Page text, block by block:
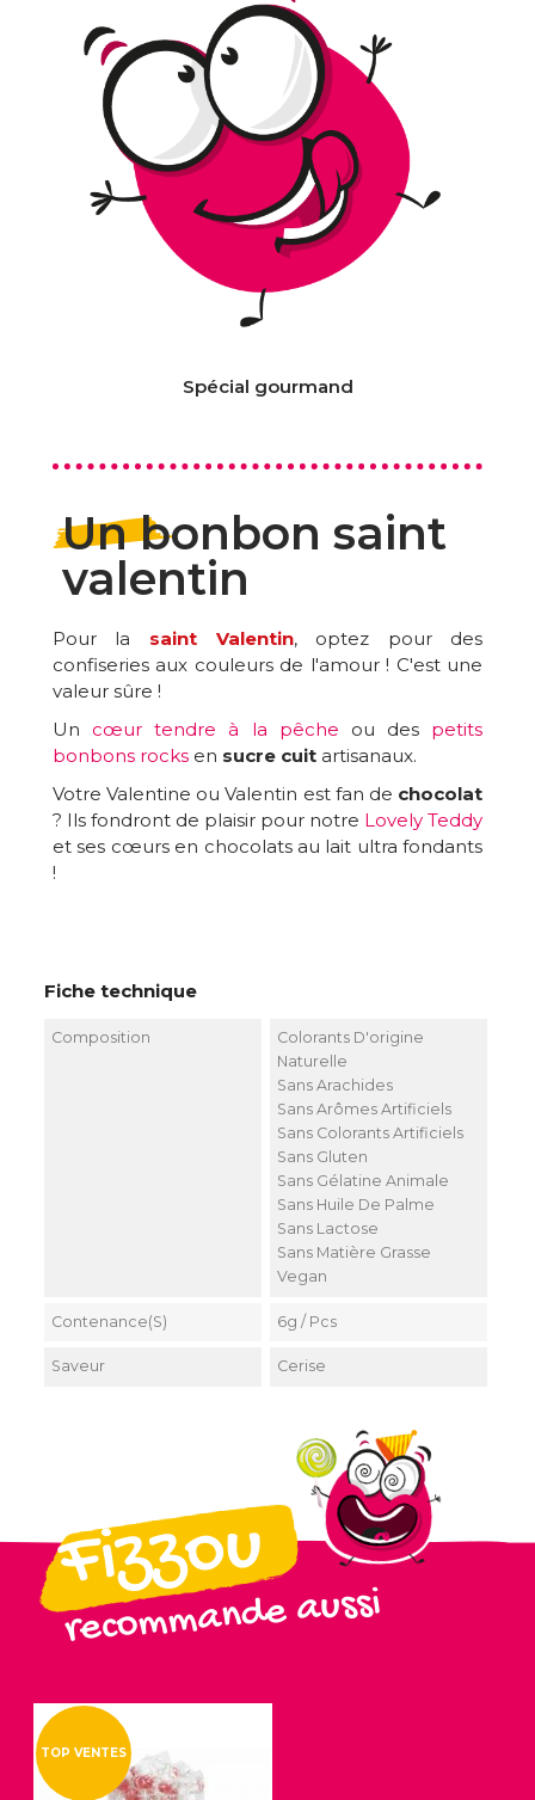
Spécial gourmand
Un bonbon saint
valentin
Pour la saint Valentin, optez pour des
confiseries aux couleurs de l'amour ! C'est une
valeur sûre !
Un cœur tendre à la pêche ou des petits
bonbons rocksen sucre cuitartisanaux.
Votre Valentine ou Valentin est fan de chocolat
? Ils fondront de plaisir pour notre Lovely Teddy
et ses cœurs en chocolats au lait ultra fondants
!
Fiche technique
Composition
Colorants D'origine
Naturelle
Sans Arachides
Sans Arômes Artificiels
Sans Colorants Artificiels
Sans Gluten
Sans Gélatine Animale
Sans Huile De Palme
Sans Lactose
Sans Matière Grasse
Vegan
Contenance(s) 6g / Pcs
Saveur Cerise
Fizzou
recommande aussi
TOP VENTES